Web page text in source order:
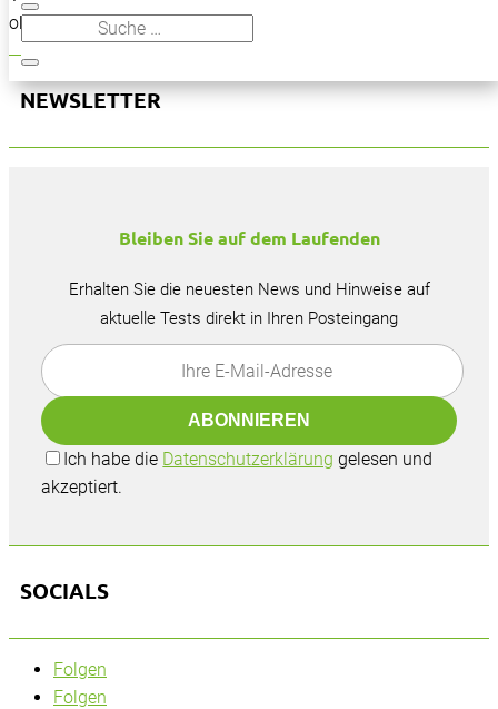
oben, um den Beitrag zu finden.
NEWSLETTER
Bleiben Sie auf dem Laufenden
Erhalten Sie die neuesten News und Hinweise auf
aktuelle Tests direkt in Ihren Posteingang
Ich habe die Datenschutzerklärung gelesen und
akzeptiert.
SOCIALS
Folgen
Folgen